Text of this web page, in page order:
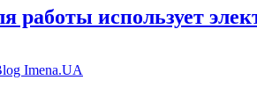
работы использует
Imena.UA